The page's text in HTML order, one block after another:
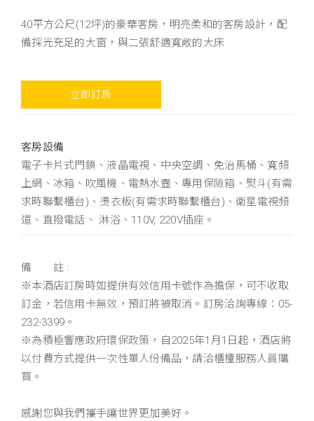
40平方公尺(12坪)的豪華客房，明亮柔和的客房設計，配
備採光充足的大窗，與二張舒適寬敞的大床
立即訂房
客房設備
電子卡片式門鎖、液晶電視、中央空調、免治馬桶、寬頻
上網、冰箱、吹風機、電熱水壼、專用保險箱、熨斗(有需
求時聯繫櫃台)、燙衣板(有需求時聯繫櫃台)、衛星電視頻
道、直撥電話、 淋浴、110V, 220V插座。
備 註 :
※本酒店訂房時如提供有效信用卡號作為擔保，可不收取
訂金，若信用卡無效，預訂將被取消。訂房洽詢專線：05-
232-3399。
※為積極響應政府環保政策，自2025年1月1日起，酒店將
以付費方式提供一次性單人份備品，請洽櫃檯服務人員購
買。
感謝您與我們攜手讓世界更加美好。